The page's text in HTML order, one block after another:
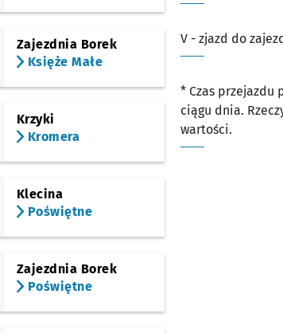
Zajezdnia Borek
Księże Małe
Krzyki
Kromera
Klecina
Poświętne
Zajezdnia Borek
Poświętne
V - zjazd do
* Czas przejazdu
ciągu dnia.
wartości.